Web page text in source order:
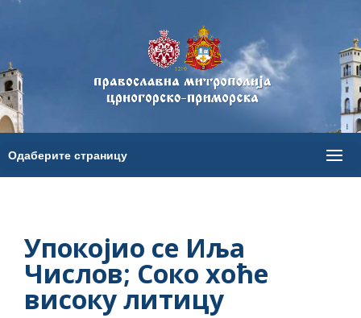
Упокојио се Иља
Числов; Соко хоће
високу литицу